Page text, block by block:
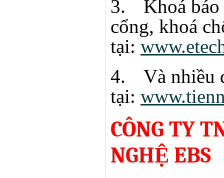
3.
Khoá
cổng, khoá
tại:
4.
Và nhiều
tại:
CÔNG TY
NGHỆ EBS